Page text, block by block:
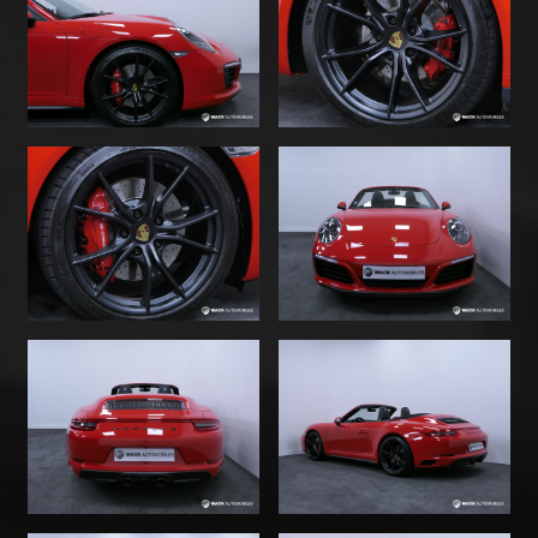
Argent galvanisé - BOSE® Surround Sound-System -
Assistant de changement de voie (surveillance
d'angle mort) - Volant sport en cuir lisse (avec
palettes) multifonction et chauffant - Suppression
de la désignation de modèle - Pare-brise teinté
dégradé - Phares bi-Xénon directionnels PDLS -
Détection et affichage des limitations de vitesse -
Assistance parking avant et arrière avec indications
graphiques - Tapis de sol gansés nubuck avec
signature Porsche - Suspension dynamique du moteur
(PADM) - Fond du compte-tours Argent - Jantes 20"
Carrera S peintes en noir - Régulation amortisseurs
(PASM) -10 mm - Contrôle pression des pneus TPM 433
MHz - Alarme périmétrique et volumétrique -
Windschott = Saute-vent électrique - Climatisation
automatique bi-zone - Feux de jour à LED - Prise 12V
aux pieds passager - Module de navigation étendue
pour PCM 4 - Interface Apple® CarPlay® avec